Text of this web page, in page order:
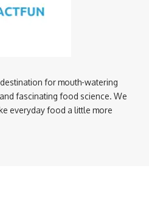
for mouth-watering
fascinating food science. We
everyday food a little more